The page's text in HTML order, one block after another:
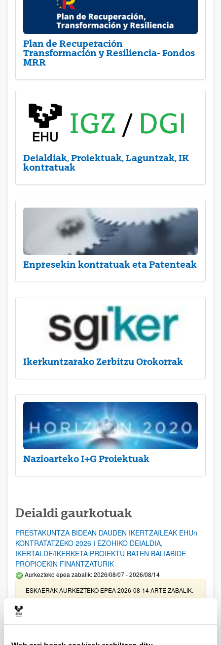
Plan de Recuperación
Transformación y Resiliencia- Fondos
MRR
Deialdiak, Proiektuak, Laguntzak, IK
kontratuak
Enpresekin kontratuak eta Patenteak
Ikerkuntzarako Zerbitzu Orokorrak
Nazioarteko I+G Proiektuak
Deialdi gaurkotuak
PRESTAKUNTZA BIDEAN DAUDEN IKERTZAILEAK EHUn
KONTRATATZEKO 2026 I EZOHIKO DEIALDIA,
IKERTALDE/IKERKETA PROIEKTU BATEN BALIABIDE
PROPIOEKIN FINANTZATURIK
Aurkezteko epea zabalik: 2026/08/07 - 2026/08/14
ESKAERAK AURKEZTEKO EPEA 2026-08-14 ARTE ZABALIK.
UPV/EHUn Azpiegitura Zientifikoa eta Funts Bibliografikoak
erosi eta berritzeko laguntzak 2026